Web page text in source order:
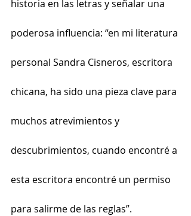
historia en las letras y señalar una
poderosa influencia: “en mi literatura
personal Sandra Cisneros, escritora
chicana, ha sido una pieza clave para
muchos atrevimientos y
descubrimientos, cuando encontré a
esta escritora encontré un permiso
para salirme de las reglas”.